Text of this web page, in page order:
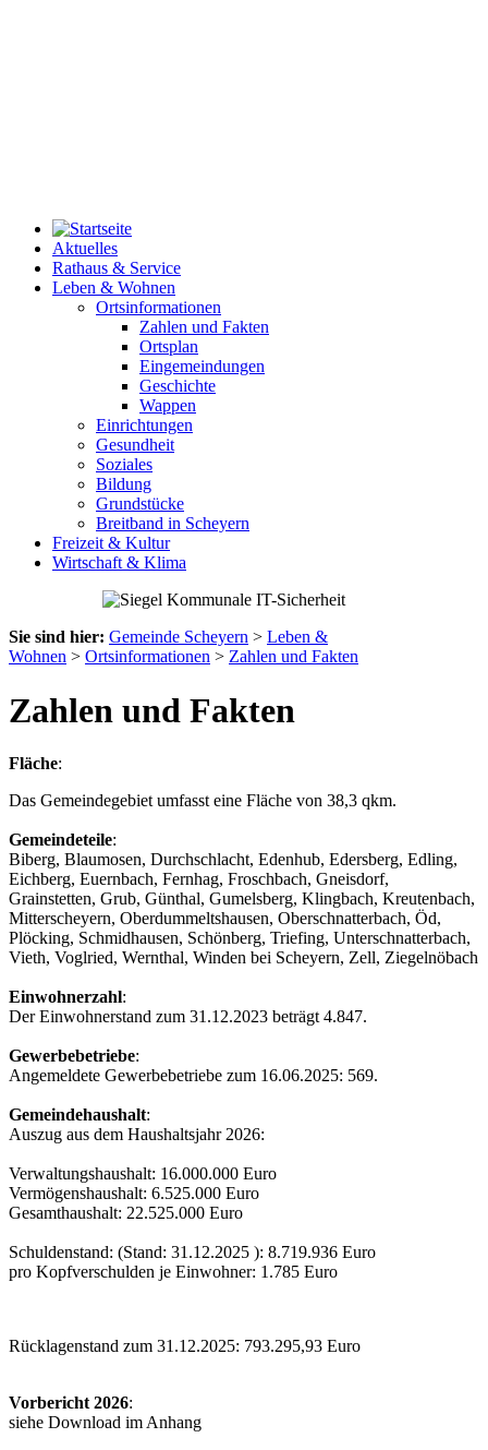
Aktuelles
Rathaus & Service
Leben & Wohnen
Ortsinformationen
Zahlen und Fakten
Ortsplan
Eingemeindungen
Geschichte
Wappen
Einrichtungen
Gesundheit
Soziales
Bildung
Grundstücke
Breitband in Scheyern
Freizeit & Kultur
Wirtschaft & Klima
Sie sind hier: Gemeinde Scheyern > Leben &
Wohnen > Ortsinformationen > Zahlen und Fakten
Zahlen und Fakten
Fläche:
Das Gemeindegebiet umfasst eine Fläche von 38,3 qkm.
Gemeindeteile:
Biberg, Blaumosen, Durchschlacht, Edenhub, Edersberg, Edling,
Eichberg, Euernbach, Fernhag, Froschbach, Gneisdorf,
Grainstetten, Grub, Günthal, Gumelsberg, Klingbach, Kreutenbach,
Mitterscheyern, Oberdummeltshausen, Oberschnatterbach, Öd,
Plöcking, Schmidhausen, Schönberg, Triefing, Unterschnatterbach,
Vieth, Voglried, Wernthal, Winden bei Scheyern, Zell, Ziegelnöbach
Einwohnerzahl:
Der Einwohnerstand zum 31.12.2023 beträgt 4.847.
Gewerbebetriebe:
Angemeldete Gewerbebetriebe zum 16.06.2025: 569.
Gemeindehaushalt:
Auszug aus dem Haushaltsjahr 2026:
Verwaltungshaushalt: 16.000.000 Euro
Vermögenshaushalt: 6.525.000 Euro
Gesamthaushalt: 22.525.000 Euro
Schuldenstand: (Stand: 31.12.2025 ): 8.719.936 Euro
pro Kopfverschulden je Einwohner: 1.785 Euro
Rücklagenstand zum 31.12.2025: 793.295,93 Euro
Vorbericht 2026:
siehe Download im Anhang